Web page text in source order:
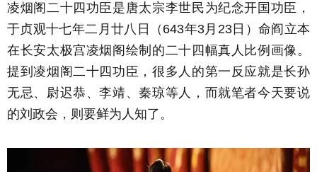
凌烟阁二十四功臣是唐太宗李世民为纪念开国功臣，
于贞观十七年二月廿八日（643年3月23日）命阎立本
在长安太极宫凌烟阁绘制的二十四幅真人比例画像。
提到凌烟阁二十四功臣，很多人的第一反应就是长孙
无忌、尉迟恭、李靖、秦琼等人，而就笔者今天要说
的刘政会，则要鲜为人知了。